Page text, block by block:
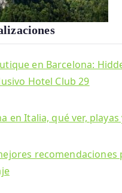
en Barcelona:
Hotel Club 29
en Italia, qué ver,
recomendaciones